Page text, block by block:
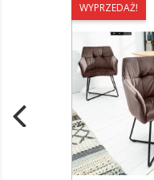
WYPRZEDAŻ!